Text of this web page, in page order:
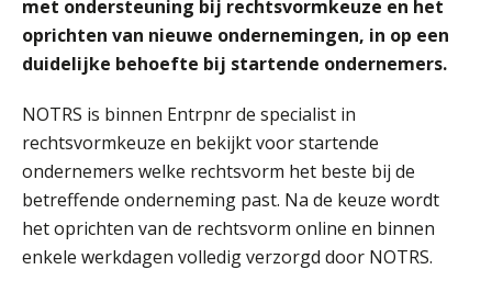
met ondersteuning bij rechtsvormkeuze en het
oprichten van nieuwe ondernemingen, in op een
duidelijke behoefte bij startende ondernemers.
NOTRS is binnen Entrpnr de specialist in
rechtsvormkeuze en bekijkt voor startende
ondernemers welke rechtsvorm het beste bij de
betreffende onderneming past. Na de keuze wordt
het oprichten van de rechtsvorm online en binnen
enkele werkdagen volledig verzorgd door NOTRS.
Uitspraak Hoge Raad: subsidie voor
tuchtrechtspraak advocatuur is
belast met btw
Informer Money genomineerd voor
België
Wwft-compliance in 2026: doen we
het beter dan vorig jaar?
ICT & AI | Volledig automatische